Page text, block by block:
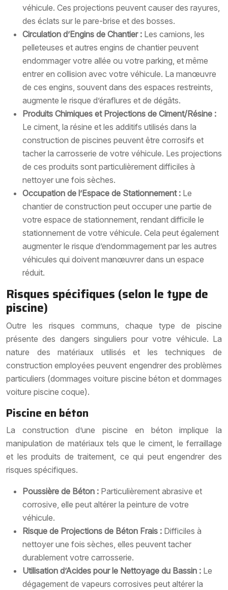
véhicule. Ces projections peuvent causer des rayures,
des éclats sur le pare-brise et des bosses.
Circulation d’Engins de Chantier : Les camions, les
pelleteuses et autres engins de chantier peuvent
endommager votre allée ou votre parking, et même
entrer en collision avec votre véhicule. La manœuvre
de ces engins, souvent dans des espaces restreints,
augmente le risque d’éraflures et de dégâts.
Produits Chimiques et Projections de Ciment/Résine :
Le ciment, la résine et les additifs utilisés dans la
construction de piscines peuvent être corrosifs et
tacher la carrosserie de votre véhicule. Les projections
de ces produits sont particulièrement difficiles à
nettoyer une fois sèches.
Occupation de l’Espace de Stationnement : Le
chantier de construction peut occuper une partie de
votre espace de stationnement, rendant difficile le
stationnement de votre véhicule. Cela peut également
augmenter le risque d’endommagement par les autres
véhicules qui doivent manœuvrer dans un espace
réduit.
Risques spécifiques (selon le type de
piscine)
Outre les risques communs, chaque type de piscine
présente des dangers singuliers pour votre véhicule. La
nature des matériaux utilisés et les techniques de
construction employées peuvent engendrer des problèmes
particuliers (dommages voiture piscine béton et dommages
voiture piscine coque).
Piscine en béton
La construction d’une piscine en béton implique la
manipulation de matériaux tels que le ciment, le ferraillage
et les produits de traitement, ce qui peut engendrer des
risques spécifiques.
Poussière de Béton : Particulièrement abrasive et
corrosive, elle peut altérer la peinture de votre
véhicule.
Risque de Projections de Béton Frais : Difficiles à
nettoyer une fois sèches, elles peuvent tacher
durablement votre carrosserie.
Utilisation d’Acides pour le Nettoyage du Bassin : Le
dégagement de vapeurs corrosives peut altérer la